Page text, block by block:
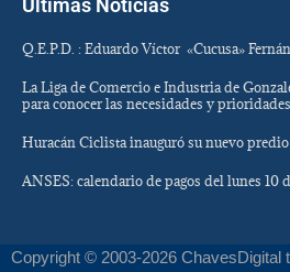
Ultimas Noticias
Q.E.P.D. : Eduardo Víctor «Cucusa»
La Liga de Comercio e Industria de
para conocer las necesidades y
Huracán Ciclista inauguró su nuevo
ANSES: calendario de pagos del lunes 10
Copyright © 2003-2026 ChavesDigital